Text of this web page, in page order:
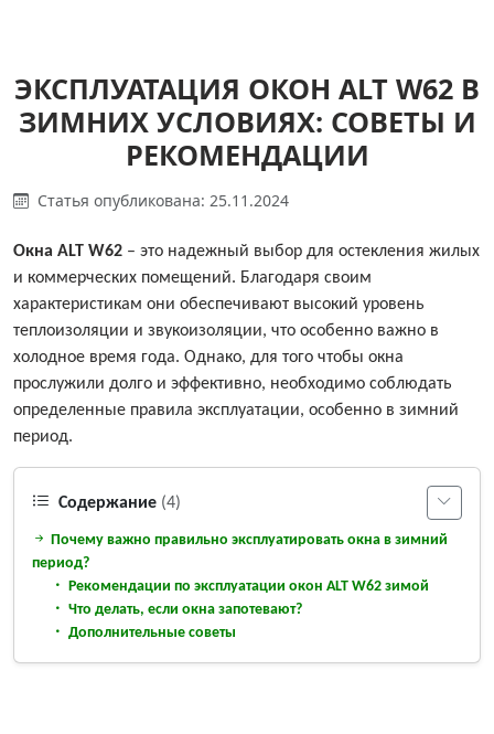
ЭКСПЛУАТАЦИЯ ОКОН ALT W62 В
ЗИМНИХ УСЛОВИЯХ: СОВЕТЫ И
РЕКОМЕНДАЦИИ
Статья опубликована: 25.11.2024
Окна ALT W62 – это надежный выбор для остекления жилых
и коммерческих помещений. Благодаря своим
характеристикам они обеспечивают высокий уровень
теплоизоляции и звукоизоляции, что особенно важно в
холодное время года. Однако, для того чтобы окна
прослужили долго и эффективно, необходимо соблюдать
определенные правила эксплуатации, особенно в зимний
период.
Содержание (4)
Почему важно правильно эксплуатировать окна в зимний
период?
Рекомендации по эксплуатации окон ALT W62 зимой
Что делать, если окна запотевают?
Дополнительные советы